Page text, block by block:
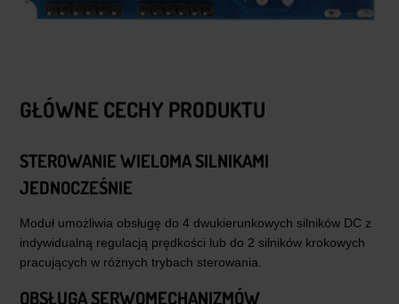
GŁÓWNE CECHY PRODUKTU
STEROWANIE WIELOMA SILNIKAMI
JEDNOCZEŚNIE
Moduł umożliwia obsługę do 4 dwukierunkowych silników DC z
indywidualną regulacją prędkości lub do 2 silników krokowych
pracujących w różnych trybach sterowania.
OBSŁUGA SERWOMECHANIZMÓW